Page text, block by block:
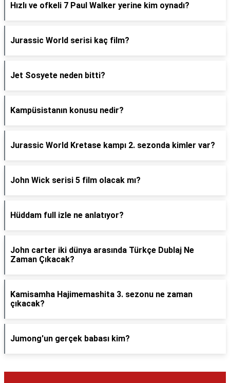
Hızlı ve ofkeli 7 Paul Walker yerine kim oynadı?
Jurassic World serisi kaç film?
Jet Sosyete neden bitti?
Kampüsistanın konusu nedir?
Jurassic World Kretase kampı 2. sezonda kimler var?
John Wick serisi 5 film olacak mı?
Hüddam full izle ne anlatıyor?
John carter iki dünya arasında Türkçe Dublaj Ne
Zaman Çıkacak?
Kamisamha Hajimemashita 3. sezonu ne zaman
çıkacak?
Jumong'un gerçek babası kim?